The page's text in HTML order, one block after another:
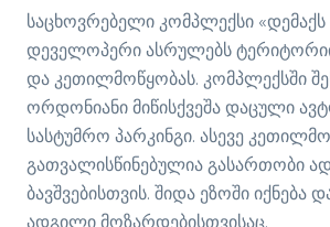
საცხოვრებელი კომპლექსი
დეველოპერი ასრულებს
და კეთილმოწყობას. კომპლექსში
ორდონიანი მიწისქვეშა დაცული
სასტუმრო პარკინგი. ასევე
გათვალისწინებულია გასართობი
ბავშვებისთვის. შიდა ეზოში იქნება
ადგილი მოზარდებისთვისაც.